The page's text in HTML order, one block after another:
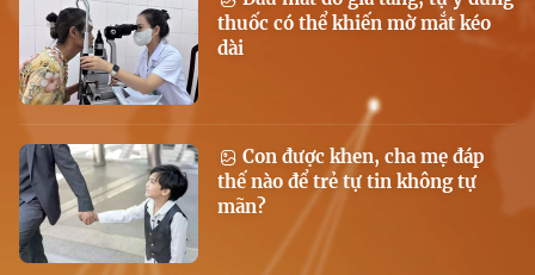
thuốc có thể khiến mờ mắt kéo
dài
Con được khen, cha mẹ đáp
thế nào để trẻ tự tin không tự
mãn?